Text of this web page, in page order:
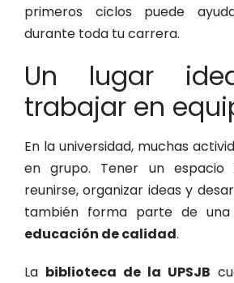
primeros ciclos puede
durante toda tu carrera.
Un lugar
trabajar en
En la universidad, muchas
en grupo. Tener un espacio
reunirse, organizar ideas y
también forma parte de una
educación de calidad.
La biblioteca de la UPSJB